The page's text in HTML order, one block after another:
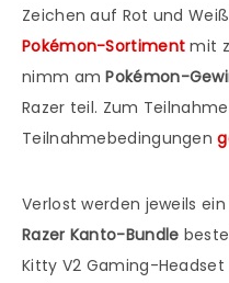
Zeichen auf Rot und
Pokémon-Sortiment mit
nimm amPokémon-
Razer teil. Zum
Teilnahmebedingungen
Verlost werden jeweils
Razer Kanto-Bundle
Kitty V2 Gaming-